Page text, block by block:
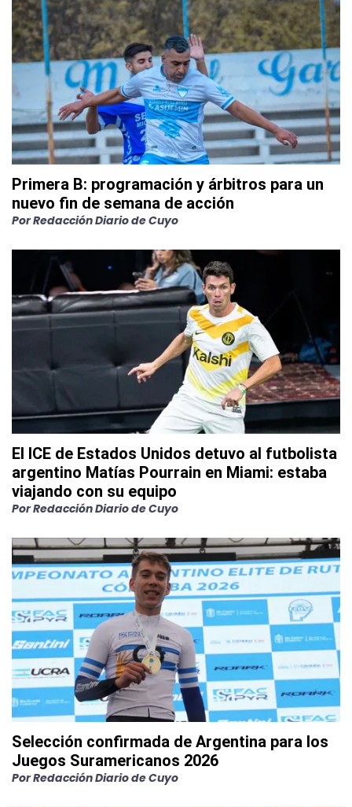
Primera B: programación y árbitros para un
nuevo fin de semana de acción
PorRedacción Diario de Cuyo
El ICE de Estados Unidos detuvo al futbolista
argentino Matías Pourrain en Miami: estaba
viajando con su equipo
PorRedacción Diario de Cuyo
Selección confirmada de Argentina para los
Juegos Suramericanos 2026
PorRedacción Diario de Cuyo